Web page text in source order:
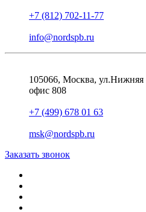
+7 (812) 702-11-77
info@nordspb.ru
105066, Москва, ул.Нижняя
офис 808
+7 (499) 678 01 63
msk@nordspb.ru
Заказать звонок